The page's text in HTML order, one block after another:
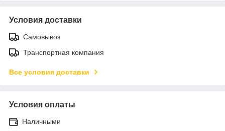
Условия доставки
Самовывоз
Транспортная компания
Все условия доставки
Условия оплаты
Наличными